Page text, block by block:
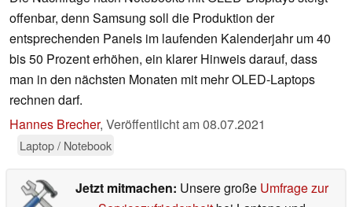
offenbar, denn Samsung soll die Produktion der
entsprechenden Panels im laufenden Kalenderjahr um 40
bis 50 Prozent erhöhen, ein klarer Hinweis darauf, dass
man in den nächsten Monaten mit mehr OLED-Laptops
rechnen darf.
Hannes Brecher, Veröffentlicht am08.07.2021
Laptop / Notebook
Jetzt mitmachen: Unsere große Umfrage zur